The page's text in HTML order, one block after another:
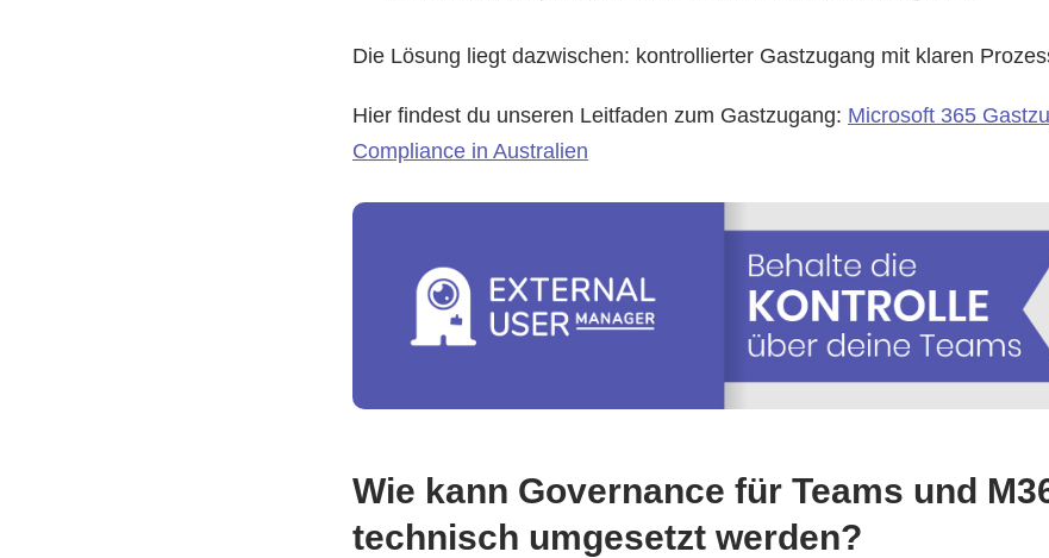
Die Lösung liegt dazwischen: kontrollierter Gastzugang mit klaren
Hier findest du unseren Leitfaden zum Gastzugang: Microsoft 365
Compliance in Australien
Wie kann Governance für Teams und
technisch umgesetzt werden?